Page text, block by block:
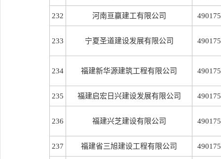
232 河南亘赢建工有限公司
233 宁夏圣道建设发展有限公司
234 福建新华源建筑工程有限公司
235 福建启宏日兴建设发展有限公司
236 福建兴芝建设有限公司
237 福建省三旭建设工程有限公司